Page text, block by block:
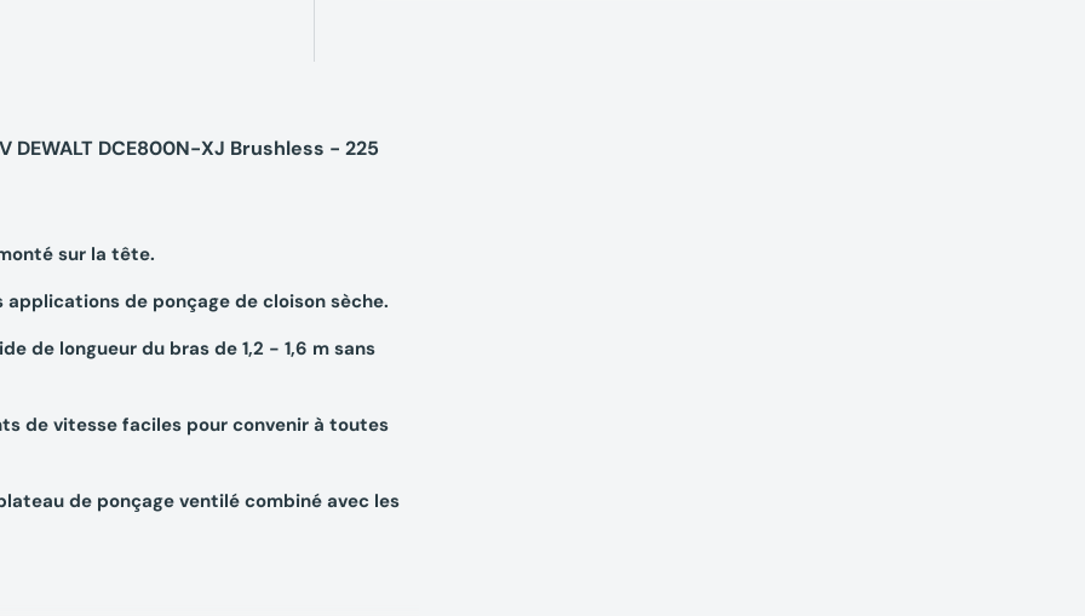
DEWALT DCE800N-XJ Brushless - 225
sur la tête.
de ponçage de cloison sèche.
de longueur du bras de 1,2 - 1,6 m sans
de vitesse faciles pour convenir à toutes
de ponçage ventilé combiné avec les